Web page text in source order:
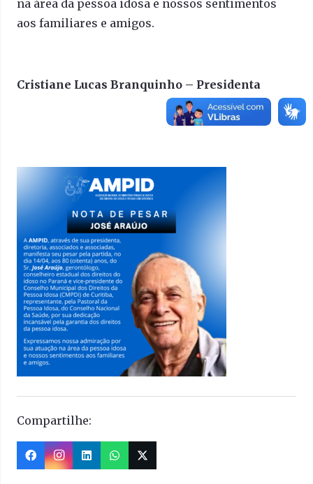
na área da pessoa idosa e nossos sentimentos
aos familiares e amigos.
Cristiane Lucas Branquinho – Presidenta
Compartilhe: